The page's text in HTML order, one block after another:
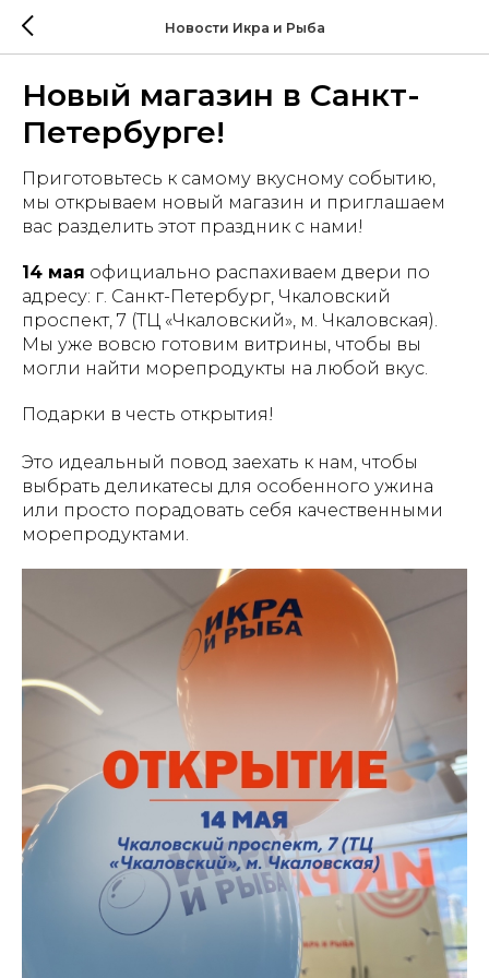
Новости Икра и Рыба
Новый магазин в Санкт-
Петербурге!
Приготовьтесь к самому вкусному событию,
мы открываем новый магазин и приглашаем
вас разделить этот праздник с нами!
14 мая официально распахиваем двери по
адресу: г. Санкт-Петербург, Чкаловский
проспект, 7 (ТЦ «Чкаловский», м. Чкаловская).
Мы уже вовсю готовим витрины, чтобы вы
могли найти морепродукты на любой вкус.
Подарки в честь открытия!
Это идеальный повод заехать к нам, чтобы
выбрать деликатесы для особенного ужина
или просто порадовать себя качественными
морепродуктами.